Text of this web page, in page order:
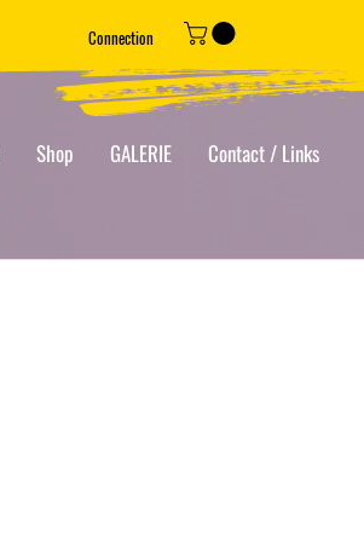
Connection
Shop GALERIE Contact / Links